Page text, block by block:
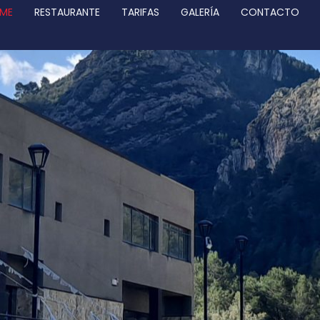
RESTAURANTE TARIFAS GALERÍA CONTACTO